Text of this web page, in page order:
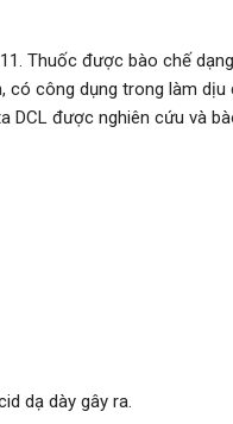
Thuốc được bào chế
công dụng trong làm
được nghiên cứu và
dạ dày gây ra.